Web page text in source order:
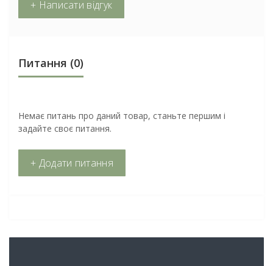
+ Написати відгук
Питання (0)
Немає питань про даний товар, станьте першим і
задайте своє питання.
+ Додати питання